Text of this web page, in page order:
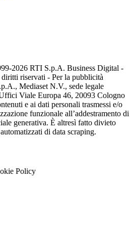
2026 RTI S.p.A. Business Digital -
riservati - Per la pubblicità
Mediaset N.V., sede legale
Viale Europa 46, 20093 Cologno
e ai dati personali trasmessi e/o
funzionale all’addestramento di
generativa. È altresì fatto divieto
di data scraping.
Policy